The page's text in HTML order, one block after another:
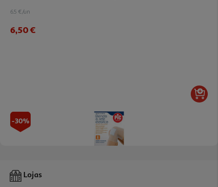
6.5 €/un
6,50 €
-30%
Ligadura Pic Tubolar Perna E Joelho
Lojas